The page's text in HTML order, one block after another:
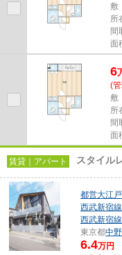
敷
所
間
面
6
(
敷
所
間
面
賃貸｜アパート スタイル
都営大江
西武新宿線
西武新宿線
東京都中
6.4万円